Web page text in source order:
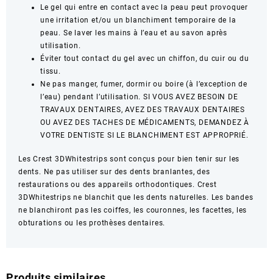
Le gel qui entre en contact avec la peau peut provoquer
une irritation et/ou un blanchiment temporaire de la
peau. Se laver les mains à l’eau et au savon après
utilisation.
Éviter tout contact du gel avec un chiffon, du cuir ou du
tissu.
Ne pas manger, fumer, dormir ou boire (à l’exception de
l’eau) pendant l’utilisation. SI VOUS AVEZ BESOIN DE
TRAVAUX DENTAIRES, AVEZ DES TRAVAUX DENTAIRES
OU AVEZ DES TACHES DE MÉDICAMENTS, DEMANDEZ À
VOTRE DENTISTE SI LE BLANCHIMENT EST APPROPRIÉ.
Les Crest 3DWhitestrips sont conçus pour bien tenir sur les
dents. Ne pas utiliser sur des dents branlantes, des
restaurations ou des appareils orthodontiques. Crest
3DWhitestrips ne blanchit que les dents naturelles. Les bandes
ne blanchiront pas les coiffes, les couronnes, les facettes, les
obturations ou les prothèses dentaires.